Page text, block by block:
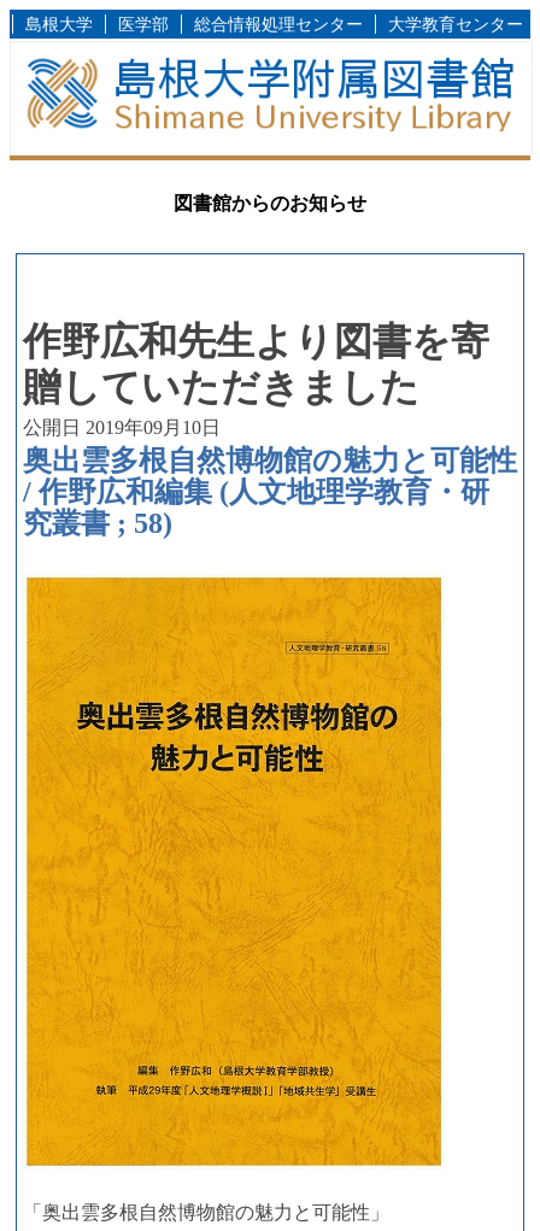
島根大学 医学部 総合情報処理センター 大学教育センター
図書館からのお知らせ
作野広和先生より図書を寄
贈していただきました
公開日 2019年09月10日
奥出雲多根自然博物館の魅力と可能性
/ 作野広和編集 (人文地理学教育・研
究叢書 ; 58)
「奥出雲多根自然博物館の魅力と可能性」